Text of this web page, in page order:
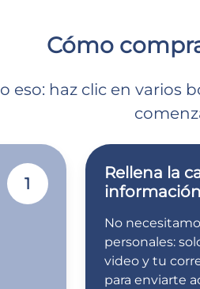
Cómo
eso: haz clic en varios
1
Rellena la
información
No
personales:
video y tu
para enviarte